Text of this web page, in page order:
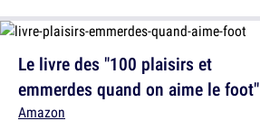
Le livre des "100 plaisirs et
emmerdes quand on aime le foot"
Amazon